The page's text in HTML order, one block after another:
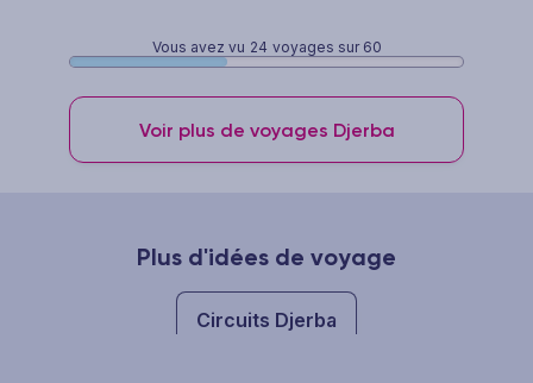
Vous avez vu 24 voyages sur 60
Voir plus de voyages Djerba
Plus d'idées de voyage
Circuits Djerba